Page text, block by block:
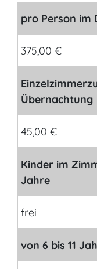
pro Person im
375,00 €
Übernachtung
45,00 €
Kinder im
Jahre
frei
von 6 bis 11